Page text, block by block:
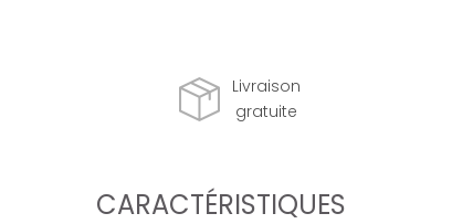
Livraison
gratuite
CARACTÉRISTIQUES